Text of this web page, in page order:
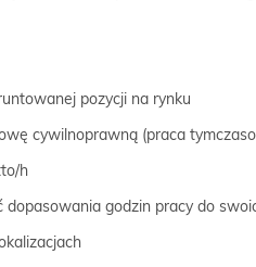
pozycji na rynku
cywilnoprawną (praca
h
dopasowania godzin pracy do